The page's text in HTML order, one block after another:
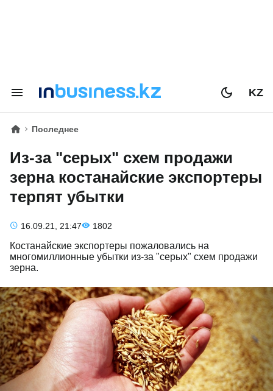
KZ
Последнее
Из-за "серых" схем продажи
зерна костанайские экспортеры
терпят убытки
16.09.21, 21:47 1802
Костанайские экспортеры пожаловались на
многомиллионные убытки из-за "серых" схем продажи
зерна.